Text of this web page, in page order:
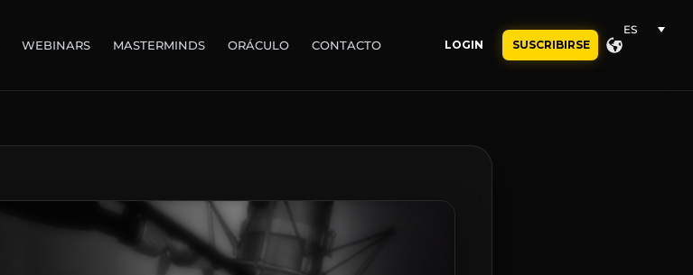
WEBINARS MASTERMINDS ORÁCULO CONTACTO LOGIN SUSCRIBIRSE
ES